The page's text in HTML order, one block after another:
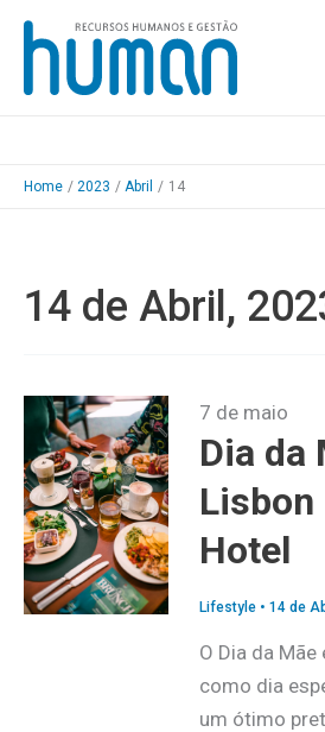
Skip
content
Home 2023 Abril 14
14 de Abril,
7 de maio
Dia da
Hotel
Lifestyle• 14 de
O Dia da
como dia
um ótimo